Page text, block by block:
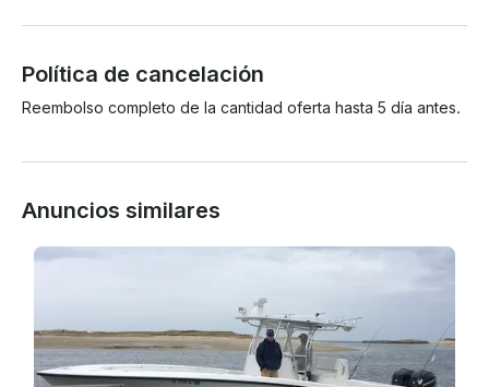
Política de cancelación
Reembolso completo de la cantidad oferta hasta 5 día antes.
Anuncios similares